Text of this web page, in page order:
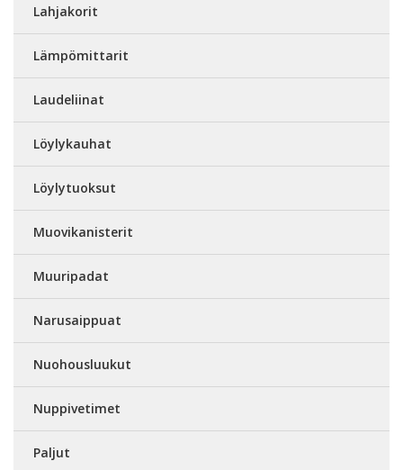
Lahjakorit
Lämpömittarit
Laudeliinat
Löylykauhat
Löylytuoksut
Muovikanisterit
Muuripadat
Narusaippuat
Nuohousluukut
Nuppivetimet
Paljut